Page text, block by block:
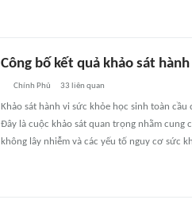
Công bố kết quả khảo sát
Chính Phủ 33 liên quan
Khảo sát hành vi sức khỏe học sinh toàn
Đây là cuộc khảo sát quan trọng nhằm cung
không lây nhiễm và các yếu tố nguy cơ sức